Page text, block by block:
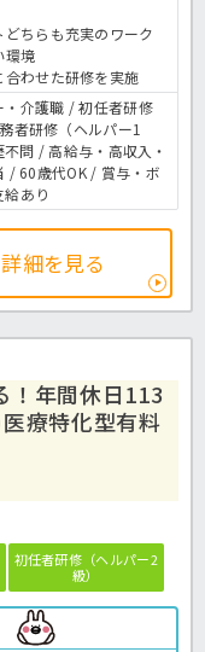
ちらも充実のワーク
環境
わせた研修を実施
介護職 / 初任者研修
者研修（ヘルパー1
問 / 高給与・高収入・
/ 60歳代OK / 賞与・ボ
あり
詳細を見る
！年間休日113
療特化型有料
初任者研修（ヘルパー2
級）